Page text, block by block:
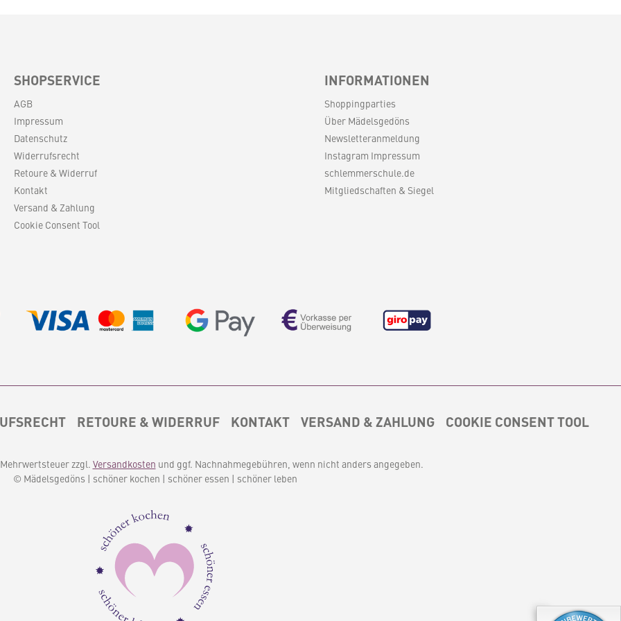
SHOPSERVICE
AGB
Impressum
Datenschutz
Widerrufsrecht
Retoure & Widerruf
Kontakt
Versand & Zahlung
Cookie Consent Tool
INFORMATIONEN
Shoppingparties
Über Mädelsgedöns
Newsletteranmeldung
Instagram Impressum
schlemmerschule.de
Mitgliedschaften & Siegel
RETOURE & WIDERRUF KONTAKT VERSAND & ZAHLUNG COOKIE CONSENT TOOL
zzgl. Versandkosten und ggf. Nachnahmegebühren, wenn nicht anders angegeben.
© Mädelsgedöns | schöner kochen | schöner essen | schöner leben